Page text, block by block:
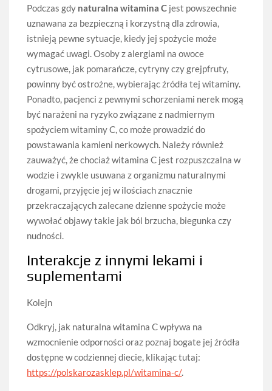
Podczas gdy naturalna witamina C jest powszechnie
uznawana za bezpieczną i korzystną dla zdrowia,
istnieją pewne sytuacje, kiedy jej spożycie może
wymagać uwagi. Osoby z alergiami na owoce
cytrusowe, jak pomarańcze, cytryny czy grejpfruty,
powinny być ostrożne, wybierając źródła tej witaminy.
Ponadto, pacjenci z pewnymi schorzeniami nerek mogą
być narażeni na ryzyko związane z nadmiernym
spożyciem witaminy C, co może prowadzić do
powstawania kamieni nerkowych. Należy również
zauważyć, że chociaż witamina C jest rozpuszczalna w
wodzie i zwykle usuwana z organizmu naturalnymi
drogami, przyjęcie jej w ilościach znacznie
przekraczających zalecane dzienne spożycie może
wywołać objawy takie jak ból brzucha, biegunka czy
nudności.
Interakcje z innymi lekami i
suplementami
Kolejn
Odkryj, jak naturalna witamina C wpływa na
wzmocnienie odporności oraz poznaj bogate jej źródła
dostępne w codziennej diecie, klikając tutaj:
https://polskarozasklep.pl/witamina-c/.